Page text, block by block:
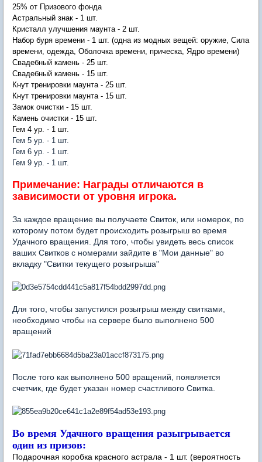
25% от Призового фонда
Астральный знак - 1 шт.
Кристалл улучшения маунта - 2 шт.
Набор буря времени - 1 шт. (одна из модных вещей: оружие, Сила
времени, одежда, Оболочка времени, прическа, Ядро времени)
Свадебный камень - 25 шт.
Свадебный камень - 15 шт.
Кнут тренировки маунта - 25 шт.
Кнут тренировки маунта- 15 шт.
Замок очистки - 15 шт.
Камень очистки - 15 шт.
Гем 4 ур. - 1 шт.
Гем 5 ур. - 1 шт.
Гем 6 ур. - 1 шт.
Гем 9 ур. - 1 шт.
Примечание: Награды отличаются в
зависимости от уровня игрока.
За каждое вращение вы получаете Свиток, или номерок, по
которому потом будет происходить розыгрыш во время
Удачного вращения. Для того, чтобы увидеть весь список
ваших Свитков с номерами зайдите в "Мои данные" во
вкладку "Свитки текущего розыгрыша"
Для того, чтобы запустился розыгрыш между свитками,
необходимо чтобы на сервере было выполнено 500
вращений
После того как выполнено 500 вращений, появляется
счетчик, где будет указан номер счастливого Свитка.
Во время Удачного вращения разыгрывается
один из призов:
Подарочная коробка красного астрала - 1 шт. (вероятность